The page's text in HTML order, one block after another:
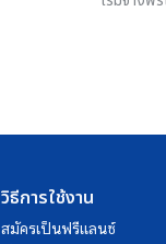
วิธีการใช้งาน
สมัครเป็นฟรีแลนซ์